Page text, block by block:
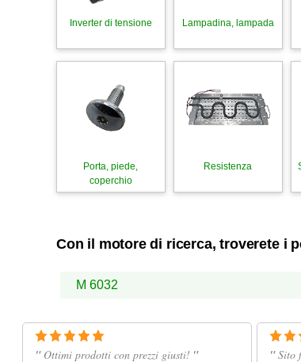
Inverter di tensione Lampadina, lampada
Porta, piede,
coperchio
Resistenza
Con il motore di ricerca, troverete i
M 6032